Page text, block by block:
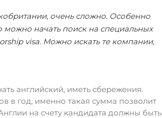
очень сложно. Особенно
можно начать поиск на специальных
visa. Можно искать те компании,
английский, иметь сбережения.
в год, именно такая сумма позволит
на счету кандидата должны быть